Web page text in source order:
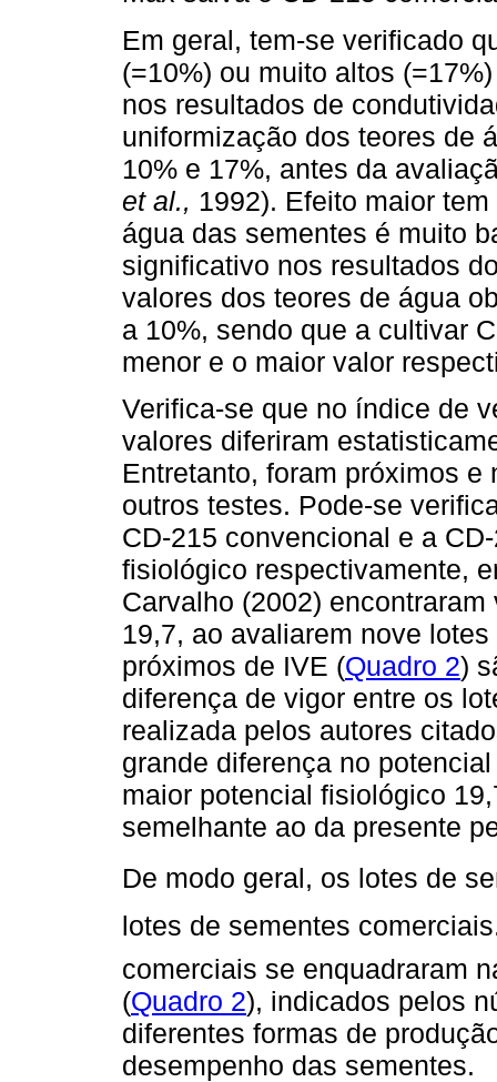
Em geral, tem-se verificado
(=10%) ou muito altos
nos resultados de
uniformização dos teores de
10% e 17%, antes da
et al., 1992). Efeito maior
água das sementes é muito
significativo nos resultados
valores dos teores de água
a 10%, sendo que a cultivar
menor e o maior valor
Verifica-se que no índice de
valores diferiram
Entretanto, foram próximos
outros testes. Pode-se
CD-215 convencional e a
fisiológico respectivamente,
Carvalho (2002)
19,7, ao avaliarem nove
próximos de IVE (Quadro 2)
diferença de vigor entre os
realizada pelos autores
grande diferença no
maior potencial fisiológico
semelhante ao da presente
De modo geral, os lotes de
lotes de sementes
comerciais se enquadraram
(Quadro 2), indicados pelos
diferentes formas de
desempenho das sementes.